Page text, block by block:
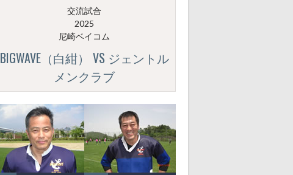
交流試合
2025
尼崎ベイコム
BIGWAVE（白紺） VS ジェントル
メンクラブ